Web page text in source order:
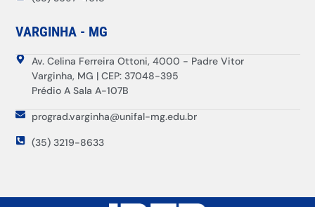
VARGINHA - MG
Av. Celina Ferreira Ottoni, 4000 - Padre Vitor
Varginha, MG | CEP: 37048-395
Prédio A Sala A-107B
prograd.varginha@unifal-mg.edu.br
(35) 3219-8633